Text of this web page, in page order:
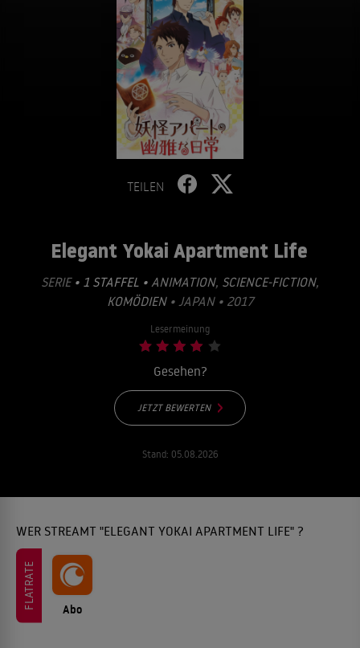
TEILEN
Elegant Yokai Apartment Life
SERIE • 1 STAFFEL • ANIMATION, SCIENCE-FICTION,
KOMÖDIEN• JAPAN • 2017
Lesermeinung
Gesehen?
JETZT BEWERTEN
Stand: 05.08.2026
WER STREAMT "ELEGANT YOKAI APARTMENT LIFE" ?
FLATRATE Abo